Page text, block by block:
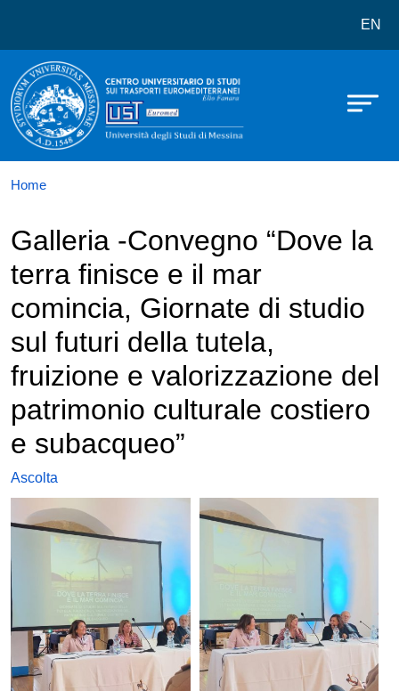
Centro Universitario di studi sui EN
Home
Galleria -Convegno “Dove la
terra finisce e il mar
comincia, Giornate di studio
sul futuri della tutela,
fruizione e valorizzazione del
patrimonio culturale costiero
e subacqueo”
Ascolta